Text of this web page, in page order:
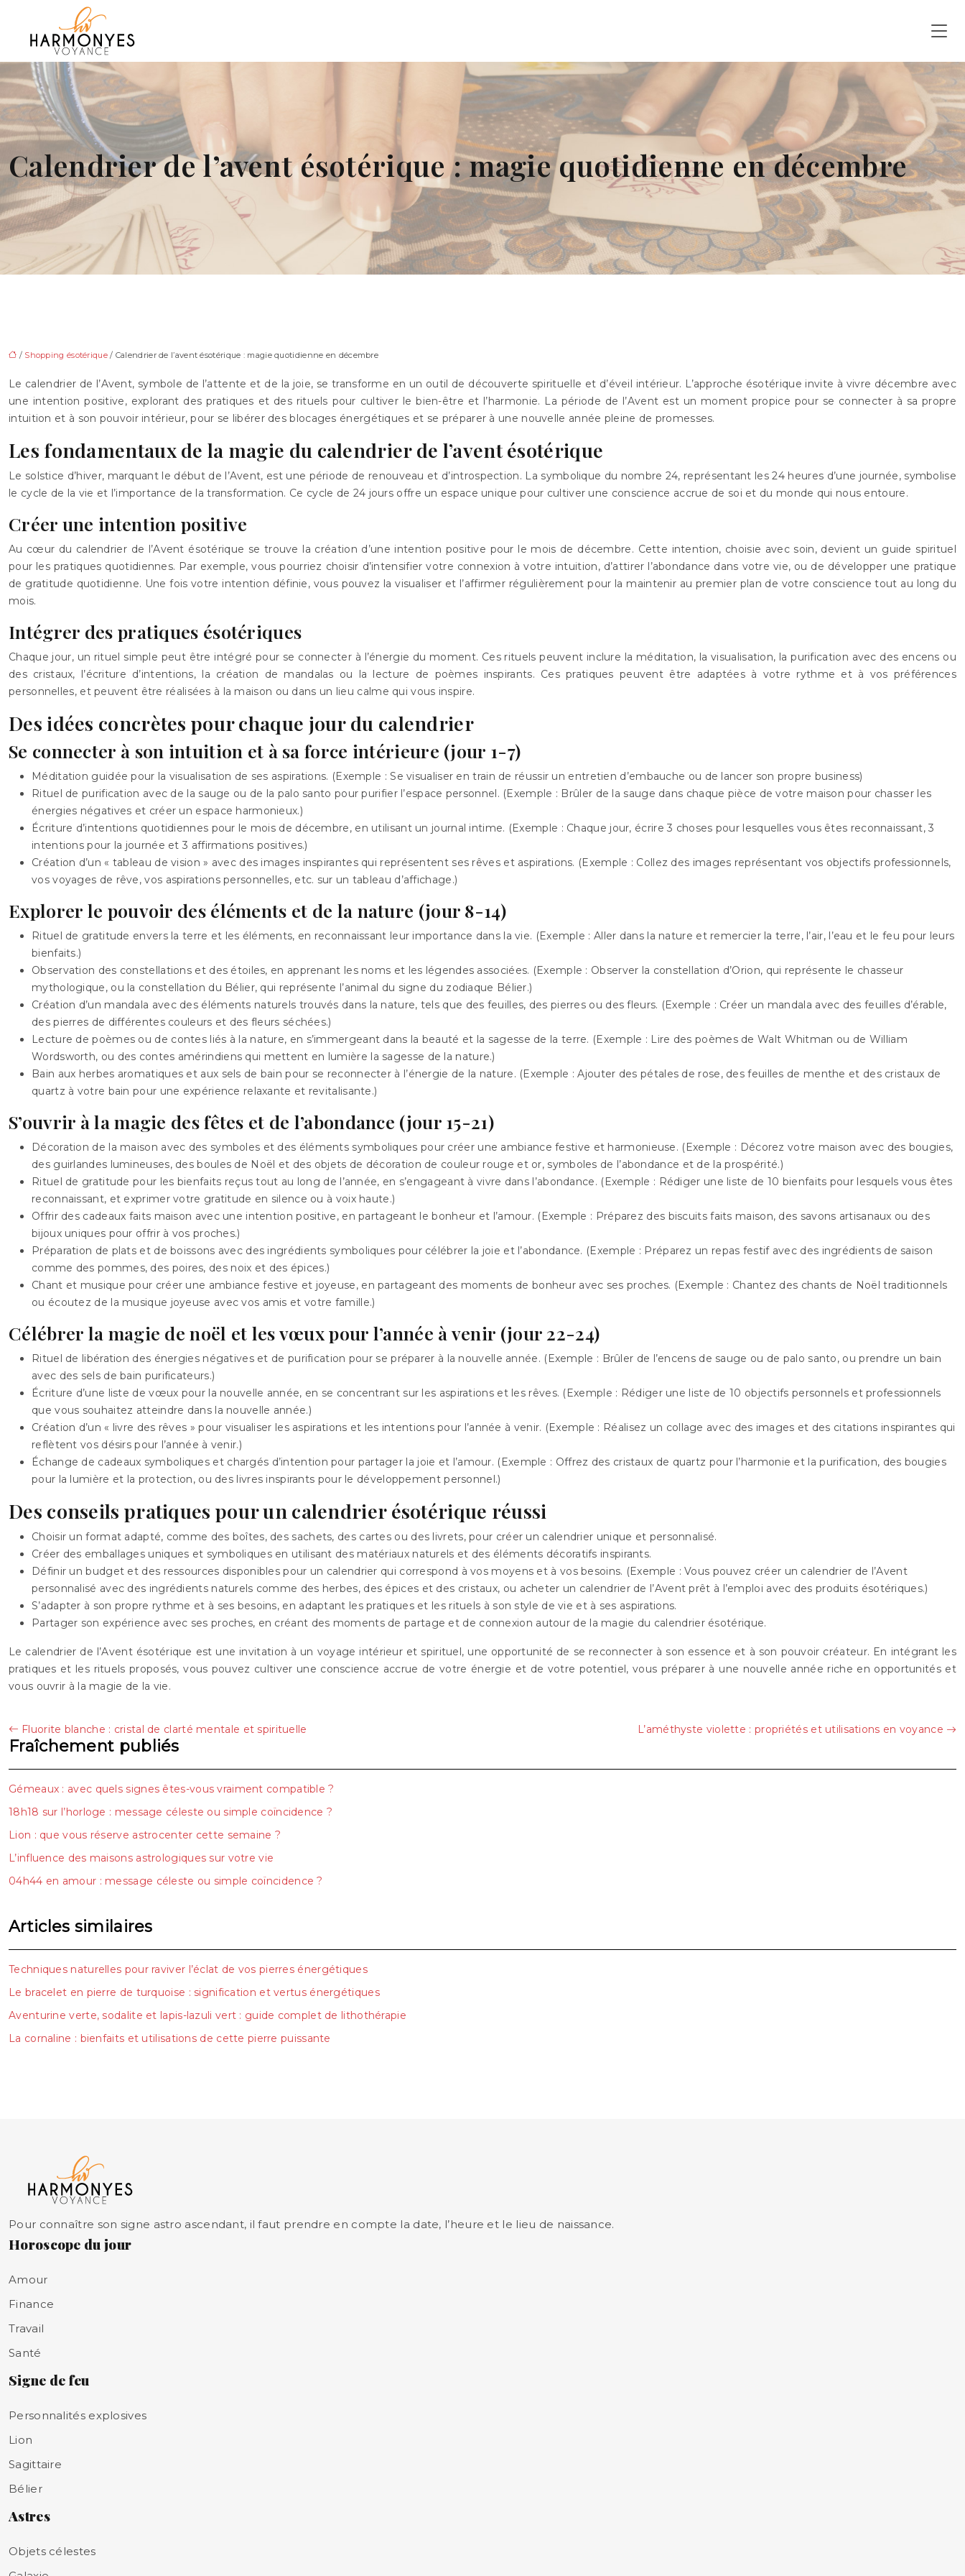
Calendrier de l’avent ésotérique : magie quotidienne en décembre
/ Shopping ésotérique/ Calendrier de l’avent ésotérique : magie quotidienne en décembre
Le calendrier de l’Avent, symbole de l’attente et de la joie, se transforme en un outil de découverte spirituelle et d’éveil intérieur. L’approche ésotérique invite à vivre décembre avec
une intention positive, explorant des pratiques et des rituels pour cultiver le bien-être et l’harmonie. La période de l’Avent est un moment propice pour se connecter à sa propre
intuition et à son pouvoir intérieur, pour se libérer des blocages énergétiques et se préparer à une nouvelle année pleine de promesses.
Les fondamentaux de la magie du calendrier de l’avent ésotérique
Le solstice d’hiver, marquant le début de l’Avent, est une période de renouveau et d’introspection. La symbolique du nombre 24, représentant les 24 heures d’une journée, symbolise
le cycle de la vie et l’importance de la transformation. Ce cycle de 24 jours offre un espace unique pour cultiver une conscience accrue de soi et du monde qui nous entoure.
Créer une intention positive
Au cœur du calendrier de l’Avent ésotérique se trouve la création d’une intention positive pour le mois de décembre. Cette intention, choisie avec soin, devient un guide spirituel
pour les pratiques quotidiennes. Par exemple, vous pourriez choisir d’intensifier votre connexion à votre intuition, d’attirer l’abondance dans votre vie, ou de développer une pratique
de gratitude quotidienne. Une fois votre intention définie, vous pouvez la visualiser et l’affirmer régulièrement pour la maintenir au premier plan de votre conscience tout au long du
mois.
Intégrer des pratiques ésotériques
Chaque jour, un rituel simple peut être intégré pour se connecter à l’énergie du moment. Ces rituels peuvent inclure la méditation, la visualisation, la purification avec des encens ou
des cristaux, l’écriture d’intentions, la création de mandalas ou la lecture de poèmes inspirants. Ces pratiques peuvent être adaptées à votre rythme et à vos préférences
personnelles, et peuvent être réalisées à la maison ou dans un lieu calme qui vous inspire.
Des idées concrètes pour chaque jour du calendrier
Se connecter à son intuition et à sa force intérieure (jour 1-7)
Méditation guidée pour la visualisation de ses aspirations. (Exemple : Se visualiser en train de réussir un entretien d’embauche ou de lancer son propre business)
Rituel de purification avec de la sauge ou de la palo santo pour purifier l’espace personnel. (Exemple : Brûler de la sauge dans chaque pièce de votre maison pour chasser les
énergies négatives et créer un espace harmonieux.)
Écriture d’intentions quotidiennes pour le mois de décembre, en utilisant un journal intime. (Exemple : Chaque jour, écrire 3 choses pour lesquelles vous êtes reconnaissant, 3
intentions pour la journée et 3 affirmations positives.)
Création d’un « tableau de vision » avec des images inspirantes qui représentent ses rêves et aspirations. (Exemple : Collez des images représentant vos objectifs professionnels,
vos voyages de rêve, vos aspirations personnelles, etc. sur un tableau d’affichage.)
Explorer le pouvoir des éléments et de la nature (jour 8-14)
Rituel de gratitude envers la terre et les éléments, en reconnaissant leur importance dans la vie. (Exemple : Aller dans la nature et remercier la terre, l’air, l’eau et le feu pour leurs
bienfaits.)
Observation des constellations et des étoiles, en apprenant les noms et les légendes associées. (Exemple : Observer la constellation d’Orion, qui représente le chasseur
mythologique, ou la constellation du Bélier, qui représente l’animal du signe du zodiaque Bélier.)
Création d’un mandala avec des éléments naturels trouvés dans la nature, tels que des feuilles, des pierres ou des fleurs. (Exemple : Créer un mandala avec des feuilles d’érable,
des pierres de différentes couleurs et des fleurs séchées.)
Lecture de poèmes ou de contes liés à la nature, en s’immergeant dans la beauté et la sagesse de la terre. (Exemple : Lire des poèmes de Walt Whitman ou de William
Wordsworth, ou des contes amérindiens qui mettent en lumière la sagesse de la nature.)
Bain aux herbes aromatiques et aux sels de bain pour se reconnecter à l’énergie de la nature. (Exemple : Ajouter des pétales de rose, des feuilles de menthe et des cristaux de
quartz à votre bain pour une expérience relaxante et revitalisante.)
S’ouvrir à la magie des fêtes et de l’abondance (jour 15-21)
Décoration de la maison avec des symboles et des éléments symboliques pour créer une ambiance festive et harmonieuse. (Exemple : Décorez votre maison avec des bougies,
des guirlandes lumineuses, des boules de Noël et des objets de décoration de couleur rouge et or, symboles de l’abondance et de la prospérité.)
Rituel de gratitude pour les bienfaits reçus tout au long de l’année, en s’engageant à vivre dans l’abondance. (Exemple : Rédiger une liste de 10 bienfaits pour lesquels vous êtes
reconnaissant, et exprimer votre gratitude en silence ou à voix haute.)
Offrir des cadeaux faits maison avec une intention positive, en partageant le bonheur et l’amour. (Exemple : Préparez des biscuits faits maison, des savons artisanaux ou des
bijoux uniques pour offrir à vos proches.)
Préparation de plats et de boissons avec des ingrédients symboliques pour célébrer la joie et l’abondance. (Exemple : Préparez un repas festif avec des ingrédients de saison
comme des pommes, des poires, des noix et des épices.)
Chant et musique pour créer une ambiance festive et joyeuse, en partageant des moments de bonheur avec ses proches. (Exemple : Chantez des chants de Noël traditionnels
ou écoutez de la musique joyeuse avec vos amis et votre famille.)
Célébrer la magie de noël et les vœux pour l’année à venir (jour 22-24)
Rituel de libération des énergies négatives et de purification pour se préparer à la nouvelle année. (Exemple : Brûler de l’encens de sauge ou de palo santo, ou prendre un bain
avec des sels de bain purificateurs.)
Écriture d’une liste de vœux pour la nouvelle année, en se concentrant sur les aspirations et les rêves. (Exemple : Rédiger une liste de 10 objectifs personnels et professionnels
que vous souhaitez atteindre dans la nouvelle année.)
Création d’un « livre des rêves » pour visualiser les aspirations et les intentions pour l’année à venir. (Exemple : Réalisez un collage avec des images et des citations inspirantes qui
reflètent vos désirs pour l’année à venir.)
Échange de cadeaux symboliques et chargés d’intention pour partager la joie et l’amour. (Exemple : Offrez des cristaux de quartz pour l’harmonie et la purification, des bougies
pour la lumière et la protection, ou des livres inspirants pour le développement personnel.)
Des conseils pratiques pour un calendrier ésotérique réussi
Choisir un format adapté, comme des boîtes, des sachets, des cartes ou des livrets, pour créer un calendrier unique et personnalisé.
Créer des emballages uniques et symboliques en utilisant des matériaux naturels et des éléments décoratifs inspirants.
Définir un budget et des ressources disponibles pour un calendrier qui correspond à vos moyens et à vos besoins. (Exemple : Vous pouvez créer un calendrier de l’Avent
personnalisé avec des ingrédients naturels comme des herbes, des épices et des cristaux, ou acheter un calendrier de l’Avent prêt à l’emploi avec des produits ésotériques.)
S’adapter à son propre rythme et à ses besoins, en adaptant les pratiques et les rituels à son style de vie et à ses aspirations.
Partager son expérience avec ses proches, en créant des moments de partage et de connexion autour de la magie du calendrier ésotérique.
Le calendrier de l’Avent ésotérique est une invitation à un voyage intérieur et spirituel, une opportunité de se reconnecter à son essence et à son pouvoir créateur. En intégrant les
pratiques et les rituels proposés, vous pouvez cultiver une conscience accrue de votre énergie et de votre potentiel, vous préparer à une nouvelle année riche en opportunités et
vous ouvrir à la magie de la vie.
Fluorite blanche : cristal de clarté mentale et spirituelle L’améthyste violette : propriétés et utilisations en voyance
Fraîchement publiés
Gémeaux : avec quels signes êtes-vous vraiment compatible ?
18h18 sur l’horloge : message céleste ou simple coïncidence ?
Lion : que vous réserve astrocenter cette semaine ?
L’influence des maisons astrologiques sur votre vie
04h44 en amour : message céleste ou simple coïncidence ?
Articles similaires
Techniques naturelles pour raviver l’éclat de vos pierres énergétiques
Le bracelet en pierre de turquoise : signification et vertus énergétiques
Aventurine verte, sodalite et lapis-lazuli vert : guide complet de lithothérapie
La cornaline : bienfaits et utilisations de cette pierre puissante
Pour connaître son signe astro ascendant, il faut prendre en compte la date, l’heure et le lieu de naissance.
Horoscope du jour
Amour
Finance
Travail
Santé
Signe de feu
Personnalités explosives
Lion
Sagittaire
Bélier
Astres
Objets célestes